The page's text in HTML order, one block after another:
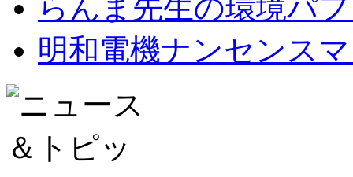
らんま先生の環境パ
明和電機ナンセンス